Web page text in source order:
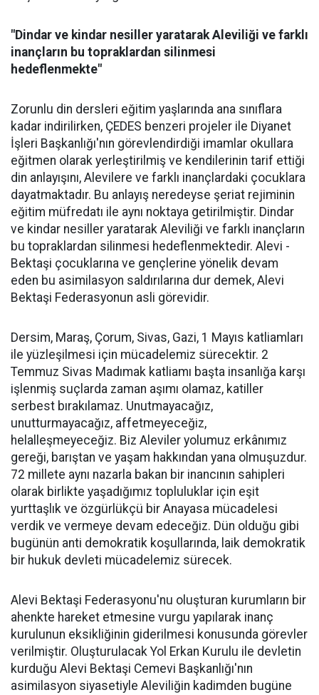
"Dindar ve kindar nesiller yaratarak Aleviliği ve farklı
inançların bu topraklardan silinmesi
hedeflenmekte"
Zorunlu din dersleri eğitim yaşlarında ana sınıflara
kadar indirilirken, ÇEDES benzeri projeler ile Diyanet
İşleri Başkanlığı'nın görevlendirdiği imamlar okullara
eğitmen olarak yerleştirilmiş ve kendilerinin tarif ettiği
din anlayışını, Alevilere ve farklı inançlardaki çocuklara
dayatmaktadır. Bu anlayış neredeyse şeriat rejiminin
eğitim müfredatı ile aynı noktaya getirilmiştir. Dindar
ve kindar nesiller yaratarak Aleviliği ve farklı inançların
bu topraklardan silinmesi hedeflenmektedir. Alevi -
Bektaşi çocuklarına ve gençlerine yönelik devam
eden bu asimilasyon saldırılarına dur demek, Alevi
Bektaşi Federasyonun asli görevidir.
Dersim, Maraş, Çorum, Sivas, Gazi, 1 Mayıs katliamları
ile yüzleşilmesi için mücadelemiz sürecektir. 2
Temmuz Sivas Madımak katliamı başta insanlığa karşı
işlenmiş suçlarda zaman aşımı olamaz, katiller
serbest bırakılamaz. Unutmayacağız,
unutturmayacağız, affetmeyeceğiz,
helalleşmeyeceğiz. Biz Aleviler yolumuz erkânımız
gereği, barıştan ve yaşam hakkından yana olmuşuzdur.
72 millete aynı nazarla bakan bir inancının sahipleri
olarak birlikte yaşadığımız topluluklar için eşit
yurttaşlık ve özgürlükçü bir Anayasa mücadelesi
verdik ve vermeye devam edeceğiz. Dün olduğu gibi
bugünün anti demokratik koşullarında, laik demokratik
bir hukuk devleti mücadelemiz sürecek.
Alevi Bektaşi Federasyonu'nu oluşturan kurumların bir
ahenkte hareket etmesine vurgu yapılarak inanç
kurulunun eksikliğinin giderilmesi konusunda görevler
verilmiştir. Oluşturulacak Yol Erkan Kurulu ile devletin
kurduğu Alevi Bektaşi Cemevi Başkanlığı'nın
asimilasyon siyasetiyle Aleviliğin kadimden bugüne